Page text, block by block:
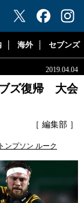
ビーリパブリック"
海外 セブンズ
2019.04.04
ブズ復帰 大会
［ 編集部 ］
トンプソン ルーク